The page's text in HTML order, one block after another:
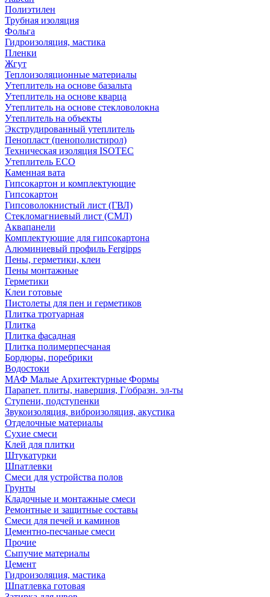
Полиэтилен
Трубная изоляция
Фольга
Гидроизоляция, мастика
Пленки
Жгут
Теплоизоляционные материалы
Утеплитель на основе базальта
Утеплитель на основе кварца
Утеплитель на основе стекловолокна
Утеплитель на объекты
Экструдированный утеплитель
Пенопласт (пенополистирол)
Техническая изоляция ISOTEC
Утеплитель ECO
Каменная вата
Гипсокартон и комплектующие
Гипсокартон
Гипсоволокнистый лист (ГВЛ)
Стекломагниевый лист (СМЛ)
Аквапанели
Комплектующие для гипсокартона
Алюминиевый профиль Fergipps
Пены, герметики, клеи
Пены монтажные
Герметики
Клеи готовые
Пистолеты для пен и герметиков
Плитка тротуарная
Плитка
Плитка фасадная
Плитка полимерпесчаная
Бордюры, поребрики
Водостоки
МАФ Малые Архитектурные Формы
Парапет. плиты, навершия, Г/образн. эл-ты
Ступени, подступенки
Звукоизоляция, виброизоляция, акустика
Отделочные материалы
Сухие смеси
Клей для плитки
Штукатурки
Шпатлевки
Смеси для устройства полов
Грунты
Кладочные и монтажные смеси
Ремонтные и защитные составы
Смеси для печей и каминов
Цементно-песчаные смеси
Прочие
Сыпучие материалы
Цемент
Гидроизоляция, мастика
Шпатлевка готовая